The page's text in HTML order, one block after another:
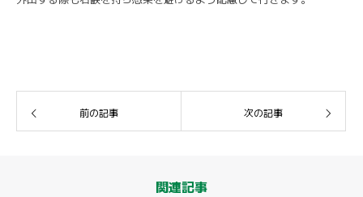
前の記事 次の記事
関連記事